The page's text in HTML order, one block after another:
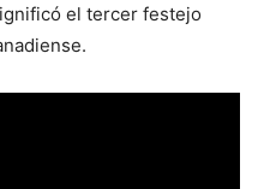
el tercer festejo